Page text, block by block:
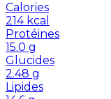
Calories
214 kcal
Protéines
15.0 g
Glucides
2.48 g
Lipides